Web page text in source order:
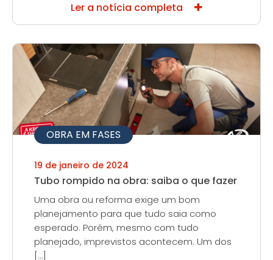
Ler a notícia completa
OBRA EM FASES
19 de janeiro de 2024
Tubo rompido na obra: saiba o que fazer
Uma obra ou reforma exige um bom
planejamento para que tudo saia como
esperado. Porém, mesmo com tudo
planejado, imprevistos acontecem. Um dos
[…]